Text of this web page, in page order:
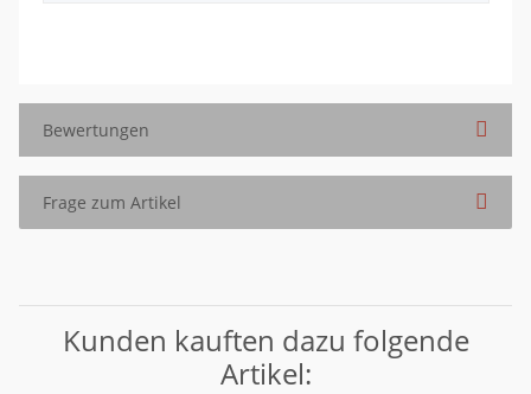
Bewertungen
Frage zum Artikel
Kunden kauften dazu folgende
Artikel: